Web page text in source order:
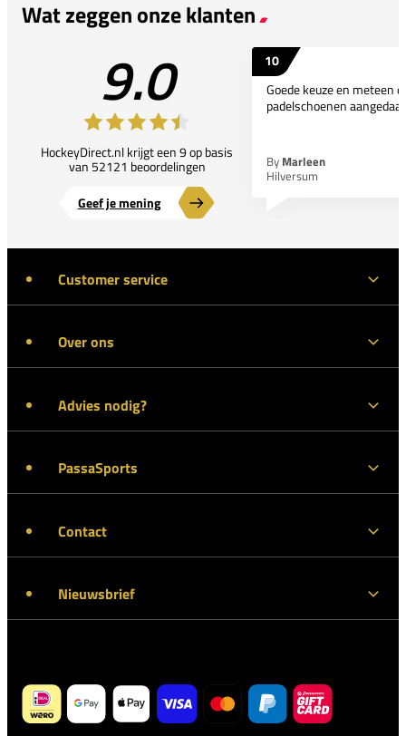
Wat zeggen onze klanten
9.0
HockeyDirect.nl krijgt een 9 op basis
van 52121 beoordelingen
Geef je mening
10
Goede keuze en meteen
padelschoenen
By Marleen
Hilversum
Customer service
Over ons
Advies nodig?
PassaSports
Contact
Nieuwsbrief